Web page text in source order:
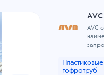
AVC
AVC
гофротруб